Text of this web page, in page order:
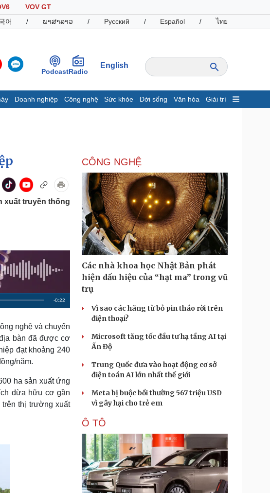
VOV GT
어 / ພາສາລາວ / Русский / Español / ไทย
PodcastRadio
English
Doanh nghiệp Công nghệ Sức khỏe Đời sống Văn hóa Giải trí
Giá cà phê
Doanh nghiệp
Thông tin doanh nghiệp
Doanh nghiệp 24h
Doanh nhân
Vì cộng đồng
Công nghệ
Sành điệu
Tin Công nghệ
Trải nghiệm
Chuyển đổi số
Du lịch
Săn Tour
check-in
Podcast
Câu chuyện thời sự
Cửa sổ tình yêu
Kể chuyện cho bé
xuất truyền thống
R
m
n
-0:22
nghệ và chuyển
bàn đã được cơ
đạt khoảng 240
năm.
ha sản xuất ứng
dừa hữu cơ gần
thị trường xuất
CÔNG NGHỆ
Các nhà khoa học Nhật Bản phát
hiện dấu hiệu của “hạt ma” trong vũ
trụ
Vì sao các hãng từ bỏ pin tháo rời trên
điện thoại?
Microsoft tăng tốc đầu tư hạ tầng AI tại
Ấn Độ
Trung Quốc đưa vào hoạt động cơ sở
điện toán AI lớn nhất thế giới
Meta bị buộc bồi thường 567 triệu USD
vì gây hại cho trẻ em
Ô TÔ